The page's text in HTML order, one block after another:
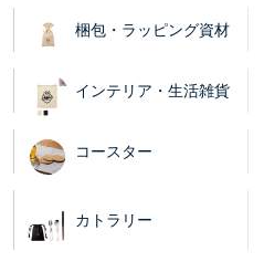
梱包・ラッピング資材
インテリア・生活雑貨
コースター
カトラリー